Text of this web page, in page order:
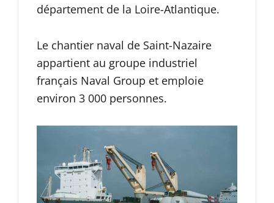
département de la Loire-Atlantique.
Le chantier naval de Saint-Nazaire
appartient au groupe industriel
français Naval Group et emploie
environ 3 000 personnes.